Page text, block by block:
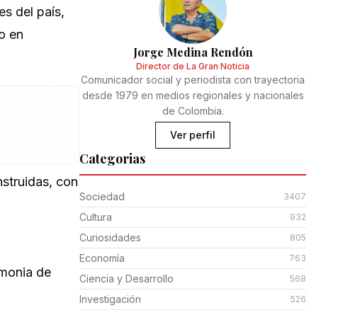
del país,
en
con
de
Jorge Medina Rendón
Director de La Gran Noticia
Comunicador social y periodista con trayectoria
desde 1979 en medios regionales y nacionales
de Colombia.
Ver perfil
Categorias
Sociedad 3407
Cultura 932
Curiosidades 805
Economía 763
Ciencia y Desarrollo 568
Investigación 526